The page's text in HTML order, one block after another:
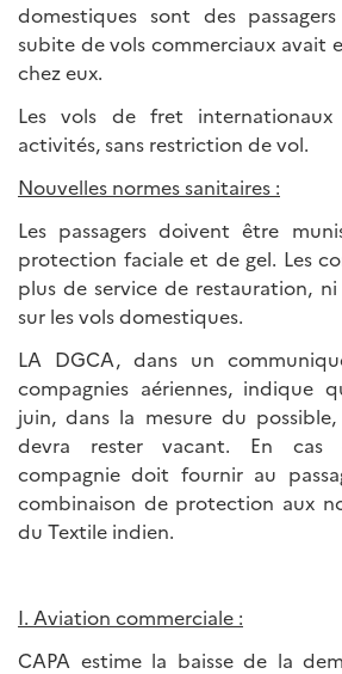
domestiques sont des
subite de vols commerciaux avait
chez eux.
Les vols de fret internationaux
activités, sans restriction de vol.
Nouvelles normes sanitaires :
Les passagers doivent être
protection faciale et de gel. Les
plus de service de restauration,
sur les vols domestiques.
LA DGCA, dans un
compagnies aériennes, indique
juin, dans la mesure du
devra rester vacant. En cas
compagnie doit fournir au
combinaison de protection aux
du Textile indien.
I. Aviation commerciale :
CAPA estime la baisse de la